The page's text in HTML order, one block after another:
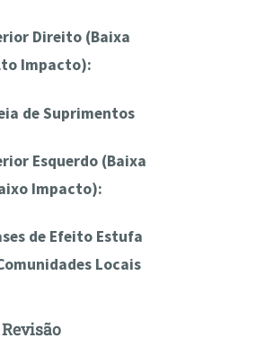
Direito (Baixa
Impacto):
de Suprimentos
Esquerdo (Baixa
Impacto):
de Efeito Estufa
Locais